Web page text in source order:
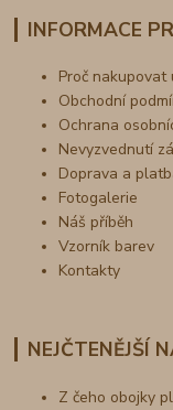
INFORMACE
Proč nakupovat
Obchodní
Ochrana
Nevyzvednutí
Doprava a
Fotogalerie
Náš příběh
Vzorník barev
Kontakty
NEJČTENĚJŠÍ
Z čeho obojky